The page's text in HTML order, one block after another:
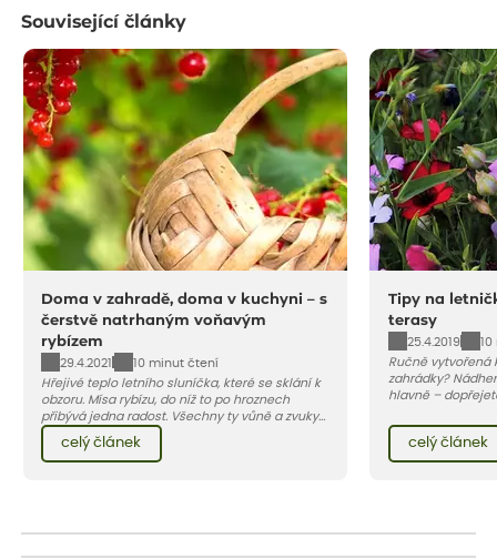
Související články
Doma v zahradě, doma v kuchyni – s
čerstvě natrhaným voňavým
rybízem
29.4.2021
10 minut čtení
Hřejivé teplo letního sluníčka, které se sklání k
obzoru. Mísa rybízu, do níž to po hroznech
přibývá jedna radost. Všechny ty vůně a zvuky
červencové zahrady. Sklizeň rybízu do kuchyně
vnese neuvěřitelný klid a radost. A taky trochu
bezstarostnosti dětství při mlsání babiččina
celý článek
Tipy na
terasy
25.4.2019
Ručně vytvořená
zahrádky?
hlavně –
rostliny s
celý článek